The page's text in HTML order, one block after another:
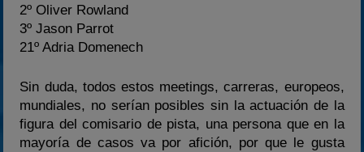
2º Oliver Rowland
3º Jason Parrot
21º Adria Domenech
Sin duda, todos estos meetings, carreras, europeos,
mundiales, no serían posibles sin la actuación de la
figura del comisario de pista, una persona que en la
mayoría de casos va por afición, por que le gusta